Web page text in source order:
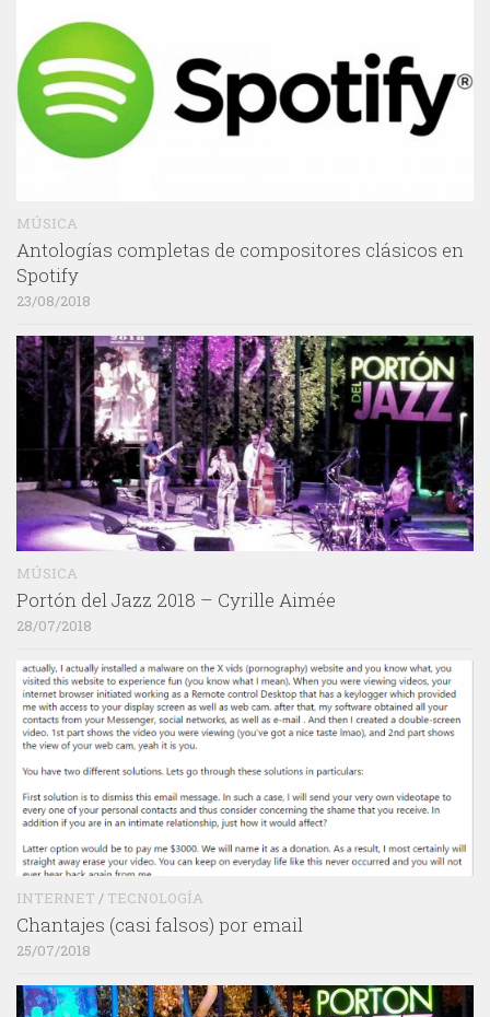
MÚSICA
Antologías completas de compositores clásicos en
Spotify
23/08/2018
MÚSICA
Portón del Jazz 2018 – Cyrille Aimée
28/07/2018
INTERNET / TECNOLOGÍA
Chantajes (casi falsos) por email
25/07/2018